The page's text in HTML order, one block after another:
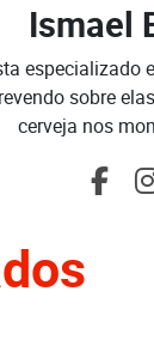
Ismael
sobre
cerveja nos